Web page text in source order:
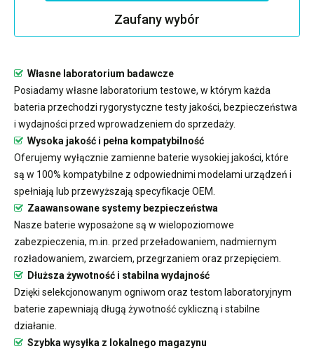
Zaufany wybór
Własne laboratorium badawcze
Posiadamy własne laboratorium testowe, w którym każda
bateria przechodzi rygorystyczne testy jakości, bezpieczeństwa
i wydajności przed wprowadzeniem do sprzedaży.
Wysoka jakość i pełna kompatybilność
Oferujemy wyłącznie zamienne baterie wysokiej jakości, które
są w 100% kompatybilne z odpowiednimi modelami urządzeń i
spełniają lub przewyższają specyfikacje OEM.
Zaawansowane systemy bezpieczeństwa
Nasze baterie wyposażone są w wielopoziomowe
zabezpieczenia, m.in. przed przeładowaniem, nadmiernym
rozładowaniem, zwarciem, przegrzaniem oraz przepięciem.
Dłuższa żywotność i stabilna wydajność
Dzięki selekcjonowanym ogniwom oraz testom laboratoryjnym
baterie zapewniają długą żywotność cykliczną i stabilne
działanie.
Szybka wysyłka z lokalnego magazynu